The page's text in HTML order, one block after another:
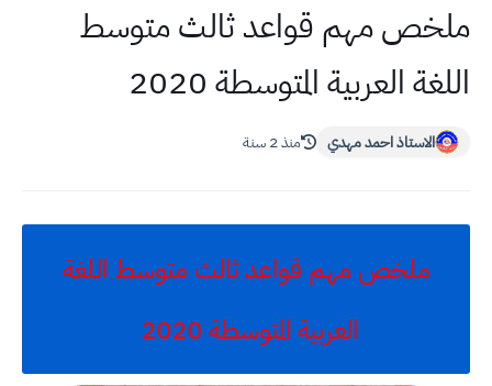
ملخص مهم قواعد ثالث متوسط
اللغة العربية المتوسطة 2020
الاستاذ احمد مهدي منذ 2 سنة
ملخص مهم قواعد ثالث متوسط اللغة
العربية المتوسطة 2020